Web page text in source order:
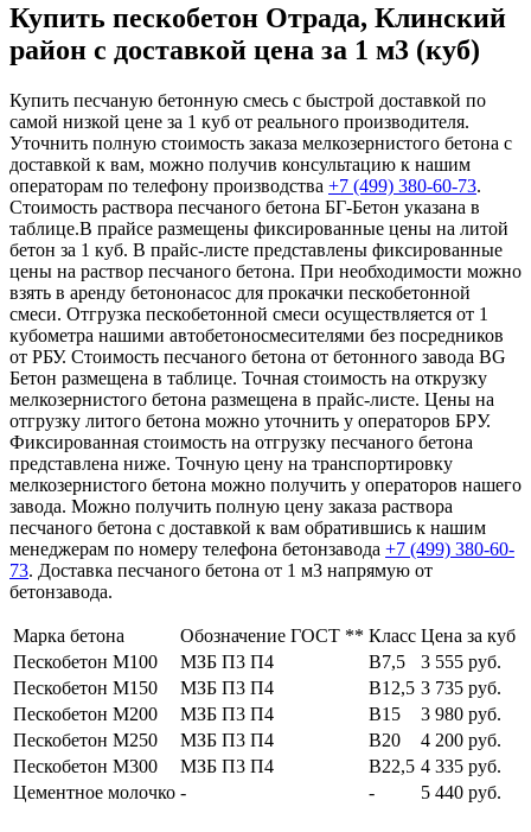
Купить пескобетон Отрада, Клинский
район с доставкой цена за 1 м3 (куб)
Купить песчаную бетонную смесь с быстрой доставкой по
самой низкой цене за 1 куб от реального производителя.
Уточнить полную стоимость заказа мелкозернистого бетона с
доставкой к вам, можно получив консультацию к нашим
операторам по телефону производства +7 (499) 380-60-73.
Стоимость раствора песчаного бетона БГ-Бетон указана в
таблице.В прайсе размещены фиксированные цены на литой
бетон за 1 куб. В прайс-листе представлены фиксированные
цены на раствор песчаного бетона. При необходимости можно
взять в аренду бетононасос для прокачки пескобетонной
смеси. Отгрузка пескобетонной смеси осуществляется от 1
кубометра нашими автобетоносмесителями без посредников
от РБУ. Стоимость песчаного бетона от бетонного завода BG
Бетон размещена в таблице. Точная стоимость на открузку
мелкозернистого бетона размещена в прайс-листе. Цены на
отгрузку литого бетона можно уточнить у операторов БРУ.
Фиксированная стоимость на отгрузку песчаного бетона
представлена ниже. Точную цену на транспортировку
мелкозернистого бетона можно получить у операторов нашего
завода. Можно получить полную цену заказа раствора
песчаного бетона с доставкой к вам обратившись к нашим
менеджерам по номеру телефона бетонзавода +7 (499) 380-60-
73. Доставка песчаного бетона от 1 м3 напрямую от
бетонзавода.
Марка бетона Обозначение ГОСТ ** Класс Цена за куб
Пескобетон М100
МЗБ П3 П4 В7,5
3 555 руб.
Пескобетон М150
МЗБ П3 П4 В12,5 3 735 руб.
Пескобетон М200
МЗБ П3 П4 В15
3 980 руб.
Пескобетон М250
МЗБ П3 П4 В20
4 200 руб.
Пескобетон М300
МЗБ П3 П4 В22,5 4 335 руб.
Цементное молочко - - 5 440 руб.